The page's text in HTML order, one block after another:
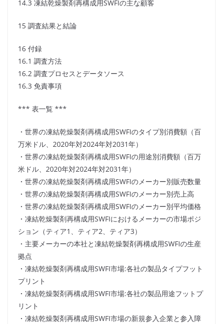
14.3 凍結乾燥製剤再構成用SWFIの主な顧客
15 調査結果と結論
16 付録
16.1 調査方法
16.2 調査プロセスとデータソース
16.3 免責事項
*** 表一覧 ***
・世界の凍結乾燥製剤再構成用SWFIのタイプ別消費額（百
万米ドル、2020年対2024年対2031年）
・世界の凍結乾燥製剤再構成用SWFIの用途別消費額（百万
米ドル、2020年対2024年対2031年）
・世界の凍結乾燥製剤再構成用SWFIのメーカー別販売数量
・世界の凍結乾燥製剤再構成用SWFIのメーカー別売上高
・世界の凍結乾燥製剤再構成用SWFIのメーカー別平均価格
・凍結乾燥製剤再構成用SWFIにおけるメーカーの市場ポジ
ション（ティア1、ティア2、ティア3）
・主要メーカーの本社と凍結乾燥製剤再構成用SWFIの生産
拠点
・凍結乾燥製剤再構成用SWFI市場:各社の製品タイプフット
プリント
・凍結乾燥製剤再構成用SWFI市場:各社の製品用途フットプ
リント
・凍結乾燥製剤再構成用SWFI市場の新規参入企業と参入障